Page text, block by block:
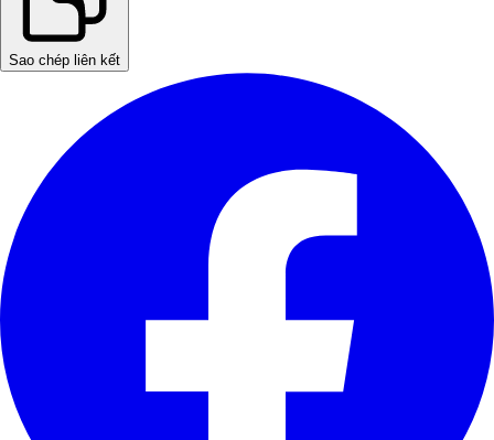
Sao chép liên kết